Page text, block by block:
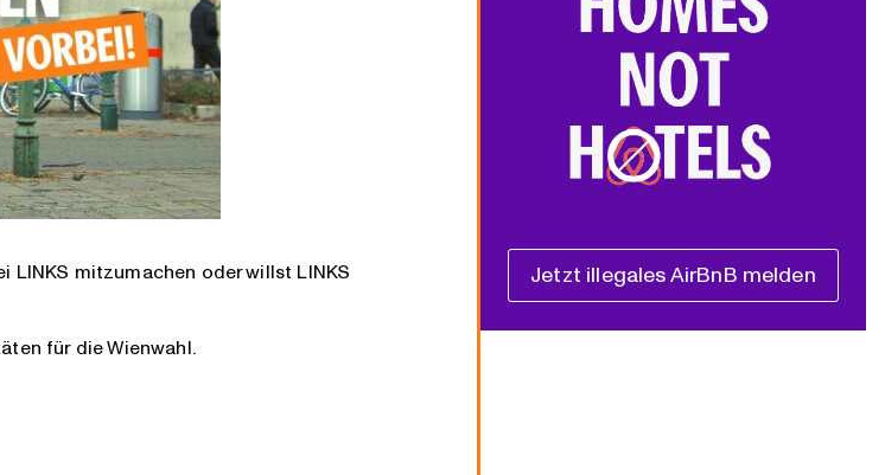
LINKS mitzumachen oder willst LINKS
für die Wienwahl.
Jetzt illegales AirBnB melden